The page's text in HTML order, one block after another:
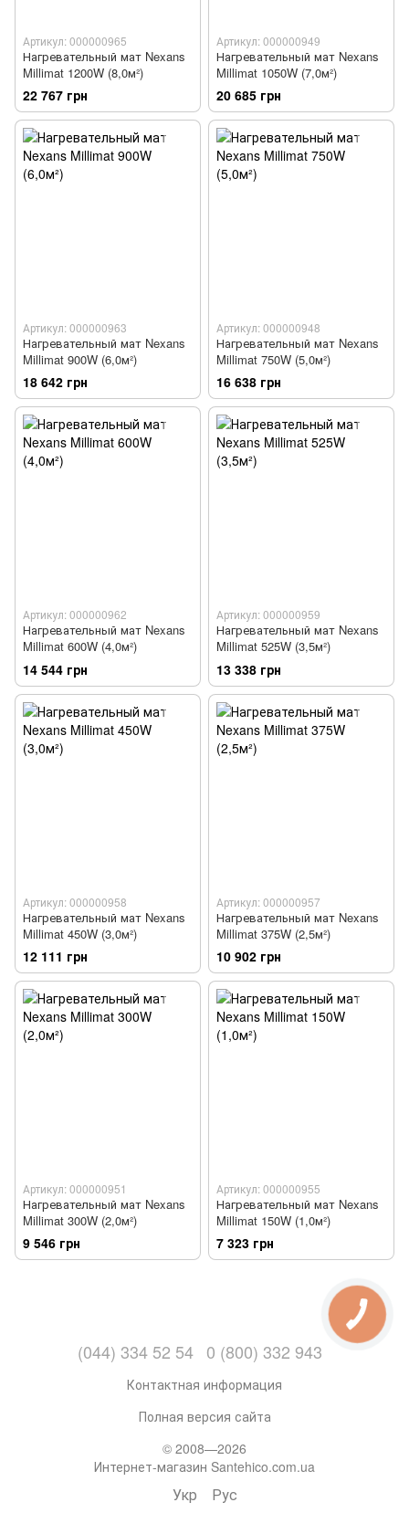
Артикул: 000000965
Нагревательный мат Nexans
Millimat 1200W (8,0м²)
22 767 грн
Артикул: 000000949
Нагревательный мат Nexans
Millimat 1050W (7,0м²)
20 685 грн
Артикул: 000000963
Нагревательный мат Nexans
Millimat 900W (6,0м²)
18 642 грн
Артикул: 000000948
Нагревательный мат Nexans
Millimat 750W (5,0м²)
16 638 грн
Артикул: 000000962
Нагревательный мат Nexans
Millimat 600W (4,0м²)
14 544 грн
Артикул: 000000959
Нагревательный мат Nexans
Millimat 525W (3,5м²)
13 338 грн
Артикул: 000000958
Нагревательный мат Nexans
Millimat 450W (3,0м²)
12 111 грн
Артикул: 000000957
Нагревательный мат Nexans
Millimat 375W (2,5м²)
10 902 грн
Артикул: 000000951
Нагревательный мат Nexans
Millimat 300W (2,0м²)
9 546 грн
Артикул: 000000955
Нагревательный мат Nexans
Millimat 150W (1,0м²)
7 323 грн
(044) 334 52 54 0 (800) 332 943
Контактная информация
Полная версия сайта
© 2008—2026
Интернет-магазин Santehico.com.ua
Укр Рус